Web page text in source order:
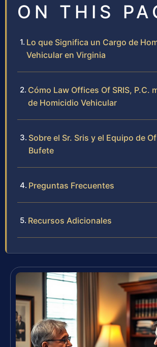
ON THIS
Lo que Significa un Cargo de
Vehicular en Virginia
Cómo Law Offices Of SRIS, P.C.
de Homicidio Vehicular
Sobre el Sr. Sris y el Equipo de
Bufete
Preguntas Frecuentes
Recursos Adicionales